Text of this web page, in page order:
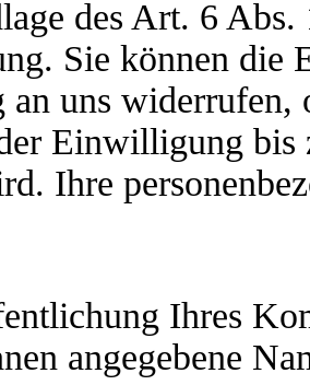
des Art. 6
Sie können die
uns widerrufen,
Einwilligung bis
Ihre
Ihres
angegebene